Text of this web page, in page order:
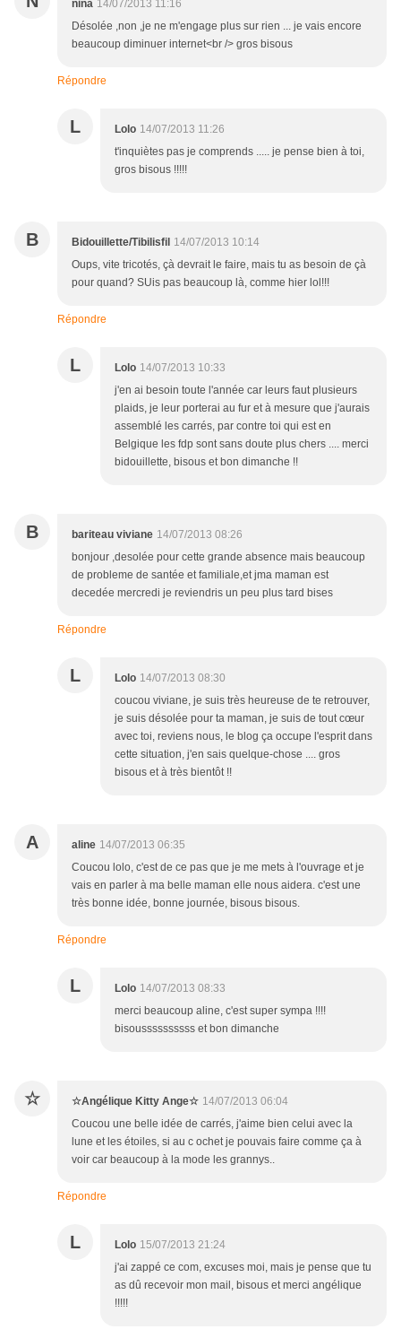
nina 14/07/2013 11:16
Désolée ,non ,je ne m'engage plus sur rien ... je vais encore
beaucoup diminuer internet<br /> gros bisous
Répondre
L Lolo 14/07/2013 11:26
t'inquiètes pas je comprends ..... je pense bien à toi,
gros bisous !!!!!
B Bidouillette/Tibilisfil 14/07/2013 10:14
Oups, vite tricotés, çà devrait le faire, mais tu as besoin de çà
pour quand? SUis pas beaucoup là, comme hier lol!!!
Répondre
L Lolo 14/07/2013 10:33
j'en ai besoin toute l'année car leurs faut plusieurs
plaids, je leur porterai au fur et à mesure que j'aurais
assemblé les carrés, par contre toi qui est en
Belgique les fdp sont sans doute plus chers .... merci
bidouillette, bisous et bon dimanche !!
B bariteau viviane 14/07/2013 08:26
bonjour ,desolée pour cette grande absence mais beaucoup
de probleme de santée et familiale,et jma maman est
decedée mercredi je reviendris un peu plus tard bises
Répondre
L Lolo 14/07/2013 08:30
coucou viviane, je suis très heureuse de te retrouver,
je suis désolée pour ta maman, je suis de tout cœur
avec toi, reviens nous, le blog ça occupe l'esprit dans
cette situation, j'en sais quelque-chose .... gros
bisous et à très bientôt !!
A aline 14/07/2013 06:35
Coucou lolo, c'est de ce pas que je me mets à l'ouvrage et je
vais en parler à ma belle maman elle nous aidera. c'est une
très bonne idée, bonne journée, bisous bisous.
Répondre
L Lolo 14/07/2013 08:33
merci beaucoup aline, c'est super sympa !!!!
bisoussssssssss et bon dimanche
☆ ☆Angélique Kitty Ange☆ 14/07/2013 06:04
Coucou une belle idée de carrés, j'aime bien celui avec la
lune et les étoiles, si au c ochet je pouvais faire comme ça à
voir car beaucoup à la mode les grannys..
Répondre
L Lolo 15/07/2013 21:24
j'ai zappé ce com, excuses moi, mais je pense que tu
as dû recevoir mon mail, bisous et merci angélique
!!!!!